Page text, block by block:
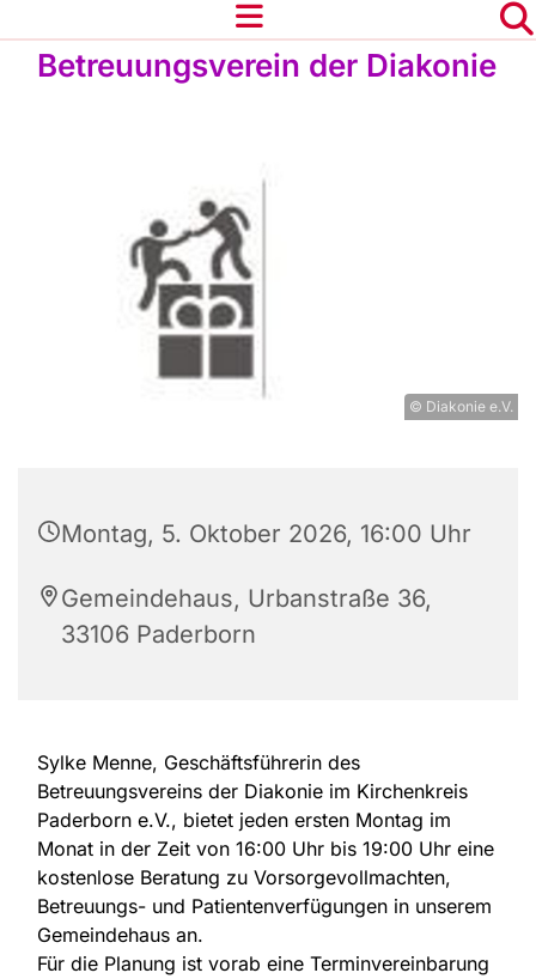
Betreuungsverein der Diakonie
© Diakonie e.V.
Montag, 5. Oktober 2026, 16:00 Uhr
Gemeindehaus, Urbanstraße 36,
33106 Paderborn
Sylke Menne, Geschäftsführerin des
Betreu­ungsvereins der Diakonie im Kirchen­kreis
Paderborn e.V., bietet jeden ersten Montag im
Monat in der Zeit von 16:00 Uhr bis 19:00 Uhr eine
kosten­lose Beratung zu Vorsorge­voll­mach­ten,
Betreuungs- und Patien­ten­­verfü­gungen in unserem
Gemeinde­haus an.
Für die Planung ist vorab eine Termin­verein­barung